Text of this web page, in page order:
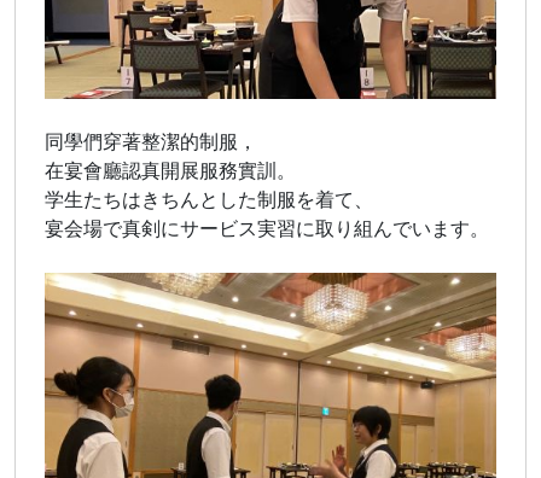
同學們穿著整潔的制服，
在宴會廳認真開展服務實訓。
学生たちはきちんとした制服を着て、
宴会場で真剣にサービス実習に取り組んでいます。